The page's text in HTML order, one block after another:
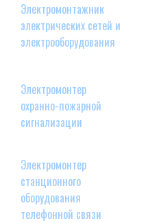
Электромонтажник
электрических сетей и
электрооборудования
Электромонтер
охранно-пожарной
сигнализации
Электромонтер
станционного
оборудования
телефонной связи